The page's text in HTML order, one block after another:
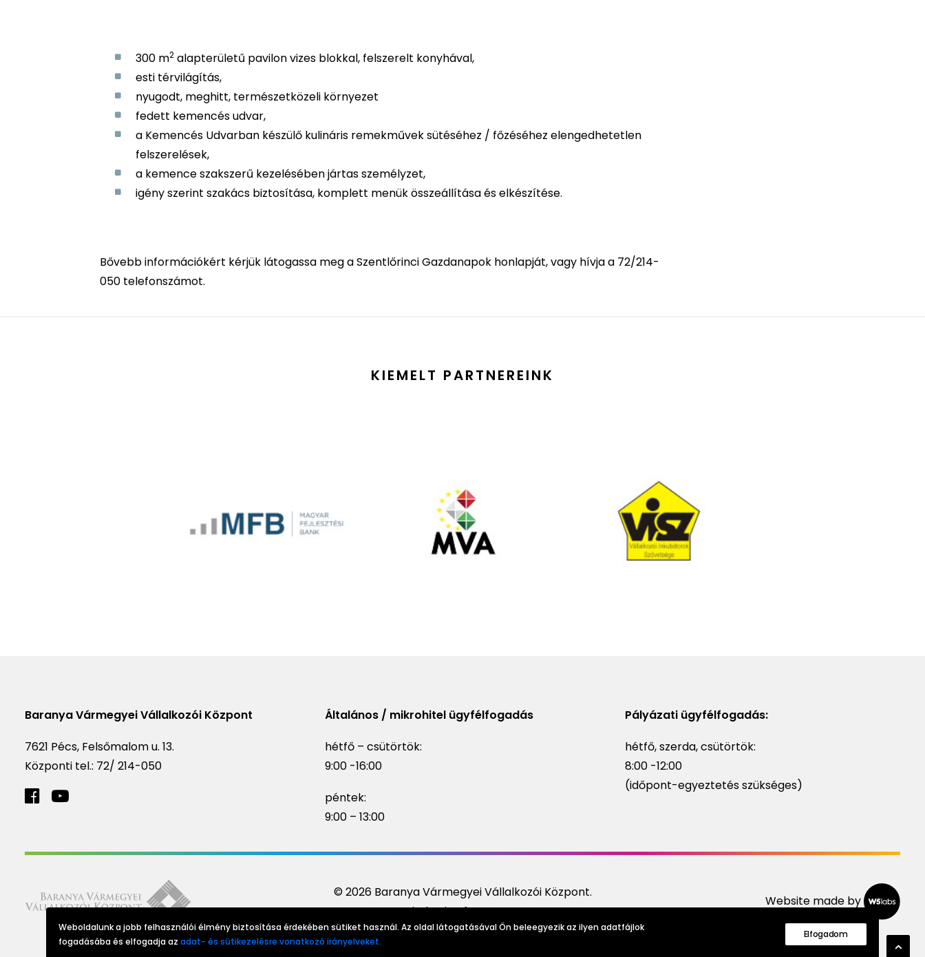
300 m2 alapterületű pavilon vizes blokkal, felszerelt konyhával,
esti térvilágítás,
nyugodt, meghitt, természetközeli környezet
fedett kemencés udvar,
a Kemencés Udvarban készülő kulináris remekművek sütéséhez / főzéséhez elengedhetetlen
felszerelések,
a kemence szakszerű kezelésében jártas személyzet,
igény szerint szakács biztosítása, komplett menük összeállítása és elkészítése.
Bővebb információkért kérjük látogassa meg a Szentlőrinci Gazdanapok honlapját, vagy hívja a 72/214-
050 telefonszámot.
KIEMELT PARTNEREINK
Baranya Vármegyei Vállalkozói Központ
7621 Pécs, Felsőmalom u. 13.
Központi tel.: 72/ 214-050
Általános / mikrohitel ügyfélfogadás
hétfő – csütörtök:
9:00 -16:00
péntek:
9:00 – 13:00
Pályázati ügyfélfogadás:
hétfő, szerda, csütörtök:
8:00 -12:00
(időpont-egyeztetés szükséges)
© 2026 Baranya Vármegyei Vállalkozói Központ.
Minden jog fenntartva
Website made by
Weboldalunk a jobb felhasználói élmény biztosítása érdekében sütiket használ. Az oldal látogatásával Ön beleegyezik az ilyen adatfájlok
fogadásába és elfogadja azadat- és sütikezelésre vonatkozó irányelveket.
Elfogadom